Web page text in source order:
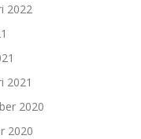
2022
2021
2020
2020